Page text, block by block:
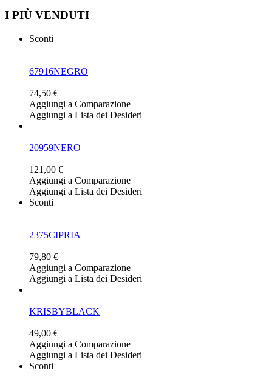
I PIÙ VENDUTI
Sconti
67916NEGRO
74,50 €
Aggiungi a Comparazione
Aggiungi a Lista dei Desideri
20959NERO
121,00 €
Aggiungi a Comparazione
Aggiungi a Lista dei Desideri
Sconti
2375CIPRIA
79,80 €
Aggiungi a Comparazione
Aggiungi a Lista dei Desideri
KRISBYBLACK
49,00 €
Aggiungi a Comparazione
Aggiungi a Lista dei Desideri
Sconti